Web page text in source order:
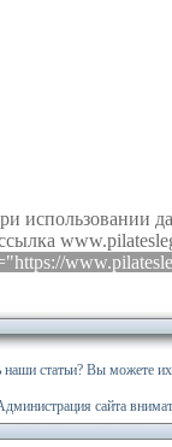
использовании
статьи? Вы можете их
сайта